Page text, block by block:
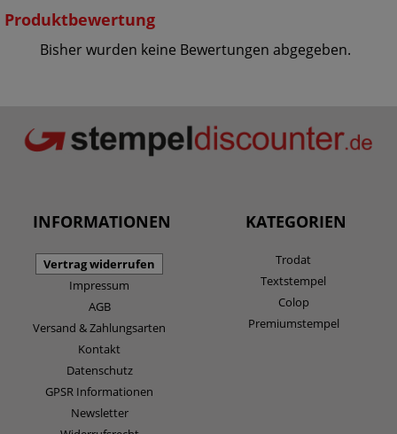
Produktbewertung
Bisher wurden keine Bewertungen abgegeben.
INFORMATIONEN
Vertrag widerrufen
Impressum
AGB
Versand & Zahlungsarten
Kontakt
Datenschutz
GPSR Informationen
Newsletter
KATEGORIEN
Trodat
Textstempel
Colop
Premiumstempel